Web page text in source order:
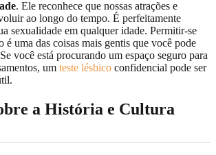
. Ele reconhece que nossas atrações e
ao longo do tempo. É perfeitamente
sexualidade em qualquer idade. Permitir-se
é uma das coisas mais gentis que você pode
você está procurando um espaço seguro para
um teste lésbico confidencial pode ser
a História e Cultura